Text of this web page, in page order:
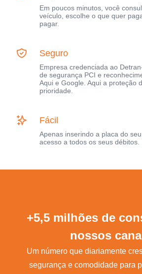
Em poucos minutos, você
veículo, escolhe o que quer
pagar.
Seguro
Empresa credenciada ao
de segurança PCI e
Aqui e Google. Aqui a proteção
prioridade.
Fácil
Apenas inserindo a placa do
acesso a todos os seus débitos.
+5,5 milhões de
nossos
Um número que diariamente
segurança e comodidade para